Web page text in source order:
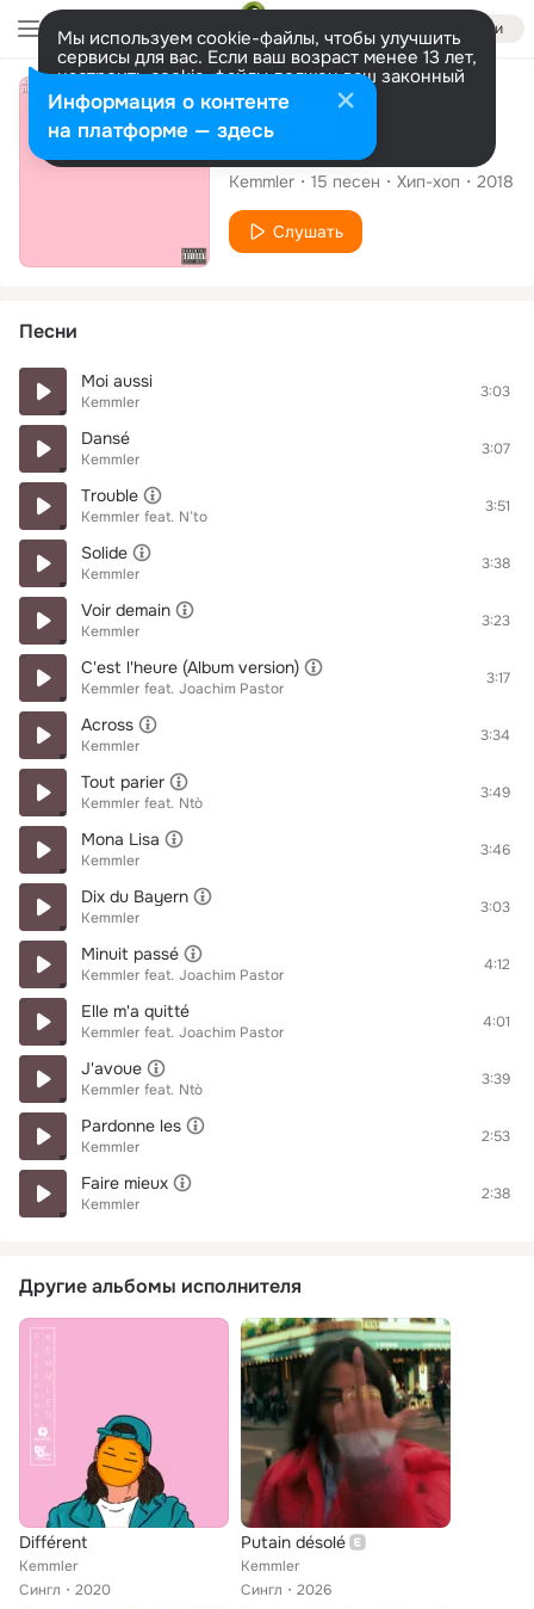
Войти
Мы используем cookie-файлы, чтобы улучшить
сервисы для вас. Если ваш возраст менее 13 лет,
настроить cookie-файлы должен ваш законный
представитель. Больше информации
Разрешить все Настроить
Альбом
Rose
Kemmler 15 песен Хип-хоп 2018
Слушать
Песни
Moi aussi
Kemmler
3:03
Dansé
Kemmler
3:07
Trouble
Kemmler feat. N’to
3:51
Solide
Kemmler
3:38
Voir demain
Kemmler
3:23
C'est l'heure (Album version)
Kemmler feat. Joachim Pastor
3:17
Across
Kemmler
3:34
Tout parier
Kemmler feat. Ntò
3:49
Mona Lisa
Kemmler
3:46
Dix du Bayern
Kemmler
3:03
Minuit passé
Kemmler feat. Joachim Pastor
4:12
Elle m'a quitté
Kemmler feat. Joachim Pastor
4:01
J'avoue
Kemmler feat. Ntò
3:39
Pardonne les
Kemmler
2:53
Faire mieux
Kemmler
2:38
Другие альбомы исполнителя
Différent
Kemmler
Сингл
2020
Putain désolé
Kemmler
Сингл
2026
Информация о контенте
на платформе — здесь